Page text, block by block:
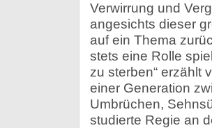
Verwirrung und
angesichts dieser
auf ein Thema
stets eine Rolle
zu sterben“ erzählt
einer Generation
Umbrüchen,
studierte Regie an